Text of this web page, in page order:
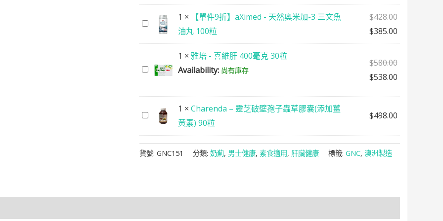
草
油
囊
毫
克
粒
【單
折】
-
天
奧
米
文
1 ×
【單件9折】aXimed - 天然奧米加-3 三文魚
油丸 100粒
$428.00
$385.00
雅
-
喜
肝
400
30
1 × 雅培 - 喜維肝 400毫克 30粒
Availability: 尚有庫存
$580.00
$538.00
Charenda
靈
芝
1 × Charenda – 靈芝破壁孢子蟲草膠囊(添加薑
黃素) 90粒
$498.00
貨號: GNC151 分類: 奶薊, 男士健康, 素食適用, 肝臟健康 標籤: GNC, 澳洲製造